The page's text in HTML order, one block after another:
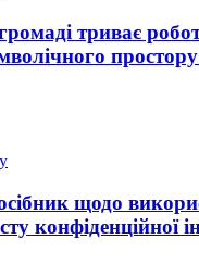
триває
простору
щодо
конфіденційної